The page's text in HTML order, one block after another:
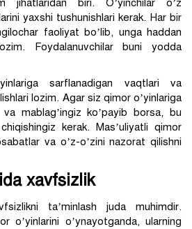
jihatlaridan biri. O’yinchilar o’z
yaxshi tushunishlari kerak. Har bir
faoliyat bo’lib, unga haddan
Foydalanuvchilar buni yodda
sarflanadigan vaqtlari va
lozim. Agar siz qimor o’yinlariga
mablag’ingiz ko’payib borsa, bu
kerak. Mas’uliyatli qimor
va o’z-o’zini nazorat qilishni
xavfsizlik
ta’minlash juda muhimdir.
o’yinlarini o’ynayotganda, ularning